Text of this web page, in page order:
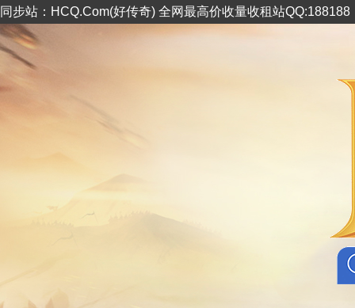
同步站：HCQ.Com(好传奇) 全网最高价收量收租站